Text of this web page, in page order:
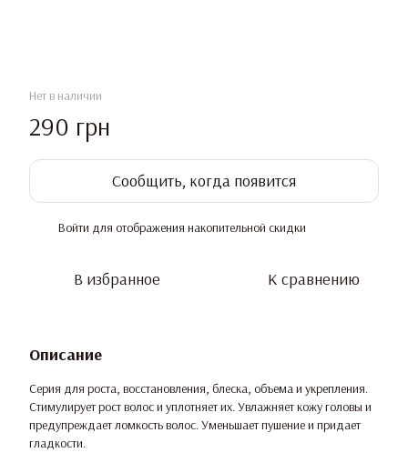
Нет в наличии
290 грн
Сообщить, когда появится
Войти для отображения накопительной скидки
В избранное К сравнению
Описание
Серия для роста, восстановления, блеска, объема и укрепления.
Стимулирует рост волос и уплотняет их. Увлажняет кожу головы и
предупреждает ломкость волос. Уменьшает пушение и придает
гладкости.